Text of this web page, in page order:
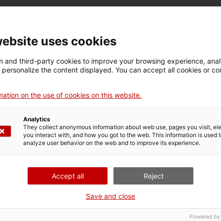
negoci amb la propietat industrial i intel·lectual.
i que tingui definida una estratègia de Propietat Intel·lectual
Industrial i Intel·lectual
i estratègies de protecció
uses cookies
and third-party cookies to improve your browsing experience,
the content displayed. You can accept all cookies or
on the use of cookies on this website.
Analytics
They collect anonymous information about web use, pages you visit,
you interact with, and how you got to the web. This information is used
analyze user behavior on the web and to improve its experience.
Accept all Reject
Save and close
Powered by